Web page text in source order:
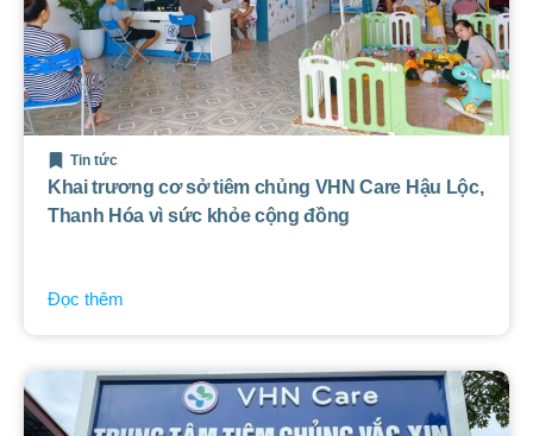
Tin tức
Khai trương cơ sở tiêm chủng VHN Care Hậu Lộc,
Thanh Hóa vì sức khỏe cộng đồng
Đọc thêm